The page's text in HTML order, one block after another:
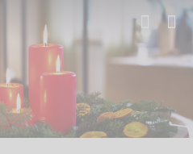
Gedenkaktion …